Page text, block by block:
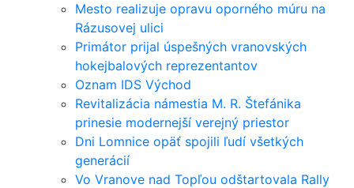
Mesto realizuje opravu oporného múru na
Rázusovej ulici
Primátor prijal úspešných vranovských
hokejbalových reprezentantov
Oznam IDS Východ
Revitalizácia námestia M. R. Štefánika
prinesie modernejší verejný priestor
Dni Lomnice opäť spojili ľudí všetkých
generácií
Vo Vranove nad Topľou odštartovala Rally